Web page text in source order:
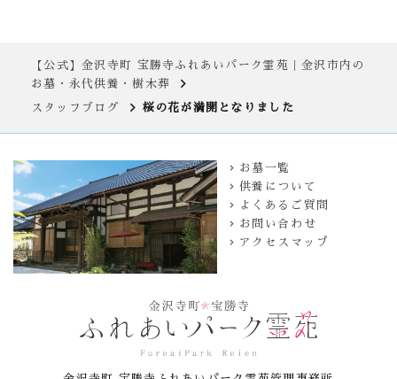
【公式】金沢寺町 宝勝寺ふれあいパーク霊苑｜金沢市内の
お墓・永代供養・樹木葬
スタッフブログ 桜の花が満開となりました
お墓一覧
供養について
よくあるご質問
お問い合わせ
アクセスマップ